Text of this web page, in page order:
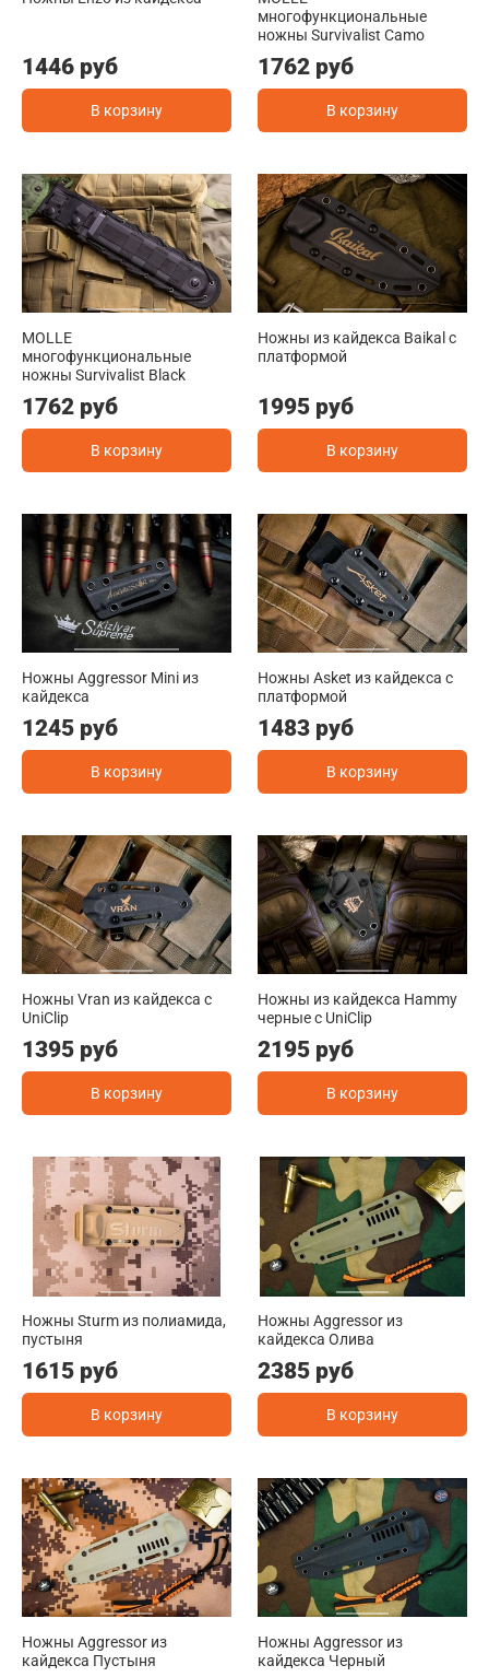
1446 руб
В корзину
многофункциональные
ножны Survivalist Camo
1762 руб
В корзину
MOLLE
многофункциональные
ножны Survivalist Black
1762 руб
В корзину
Ножны из кайдекса Baikal с
платформой
1995 руб
В корзину
Ножны Aggressor Mini из
кайдекса
1245 руб
В корзину
Ножны Asket из кайдекса c
платформой
1483 руб
В корзину
Ножны Vran из кайдекса c
UniClip
1395 руб
В корзину
Ножны из кайдекса Hammy
черные c UniClip
2195 руб
В корзину
Ножны Sturm из полиамида,
пустыня
1615 руб
В корзину
Ножны Aggressor из
кайдекса Олива
2385 руб
В корзину
Ножны Aggressor из
кайдекса Пустыня
Ножны Aggressor из
кайдекса Черный